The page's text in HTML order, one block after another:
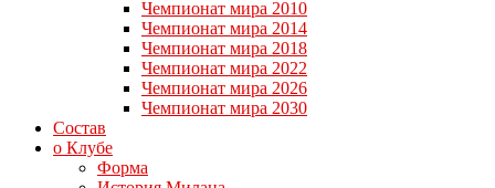
Чемпионат мира 2010
Чемпионат мира 2014
Чемпионат мира 2018
Чемпионат мира 2022
Чемпионат мира 2026
Чемпионат мира 2030
Состав
о Клубе
Форма